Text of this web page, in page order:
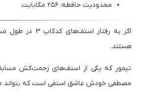
محدودیت حافظه: ۲۵۶ مگابایت
اگر به رفتار استف‌های کدکاپ ۳ در طول مسابقه دقت کرده‌باشید، درمی‌یابید که
هستند.
تیمور که یکی از استف‌های زحمت‌کش
مصطفی خودش عاشق استفی است که بتواند